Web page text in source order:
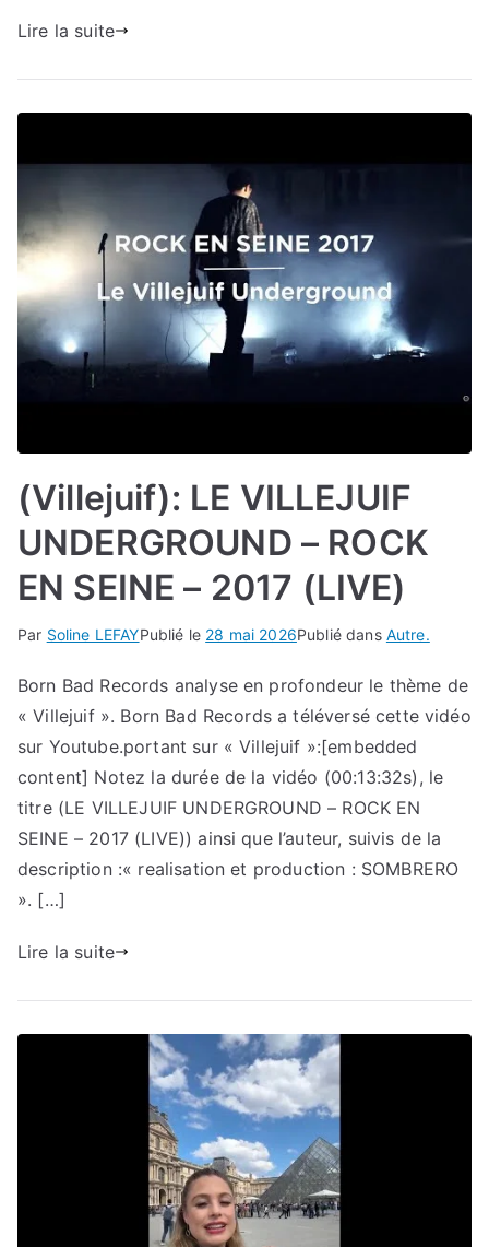
Lire la suite
(Villejuif): LE VILLEJUIF
UNDERGROUND – ROCK
EN SEINE – 2017 (LIVE)
Par Soline LEFAYPublié le 28 mai 2026Publié dans Autre.
Born Bad Records analyse en profondeur le thème de
« Villejuif ». Born Bad Records a téléversé cette vidéo
sur Youtube.portant sur « Villejuif »:[embedded
content] Notez la durée de la vidéo (00:13:32s), le
titre (LE VILLEJUIF UNDERGROUND – ROCK EN
SEINE – 2017 (LIVE)) ainsi que l’auteur, suivis de la
description :« realisation et production : SOMBRERO
». […]
Lire la suite